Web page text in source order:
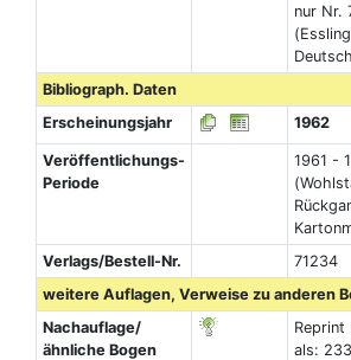
nur Nr.
Bibliograph. Daten
Erscheinungsjahr
1962
Veröffentlichungs-
Periode
1961 -
Verlags/Bestell-Nr.
71234
weitere Auflagen, Verweise zu anderen
Nachauflage/
ähnliche Bogen
Reprint
als: